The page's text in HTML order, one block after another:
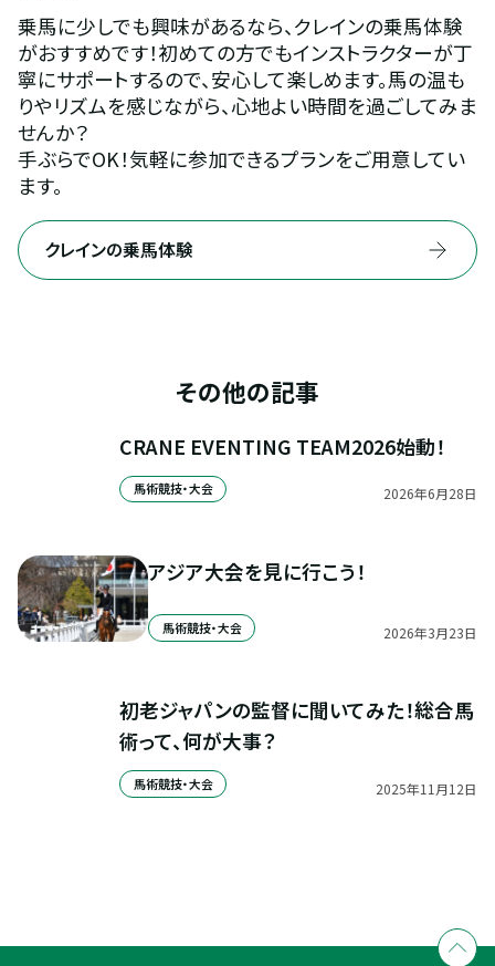
乗馬に少しでも興味があるなら、クレインの乗馬体験
がおすすめです！初めての方でもインストラクターが丁
寧にサポートするので、安心して楽しめます。馬の温も
りやリズムを感じながら、心地よい時間を過ごしてみま
せんか？
手ぶらでOK！気軽に参加できるプランをご用意してい
ます。
クレインの乗馬体験
その他の記事
CRANE EVENTING TEAM2026始動！
馬術競技・大会 2026年6月28日
アジア大会を見に行こう！
馬術競技・大会 2026年3月23日
初老ジャパンの監督に聞いてみた！総合馬
術って、何が大事？
馬術競技・大会 2025年11 月12日
入会のご相談・申込